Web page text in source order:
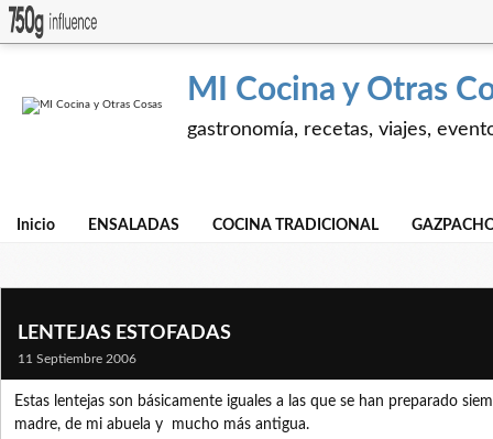
MI Cocina y Otras
gastronomía, recetas, viajes,
Inicio ENSALADAS COCINA TRADICIONAL
LENTEJAS ESTOFADAS
11 Septiembre 2006
Estas lentejas son básicamente iguales a las que se han preparado
madre, de mi abuela y mucho más antigua.